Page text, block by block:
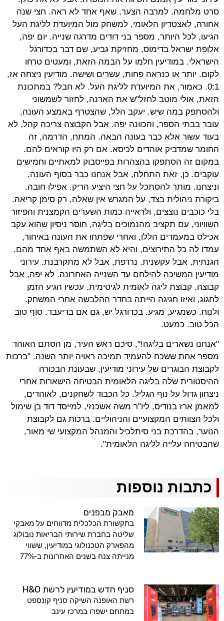
סרט מלחמה. למרבה הצער, שאף אחד לא ראה. חצי שנה
אחורה, לאצטדיון הלאומי, למשחק מול המיועדת לליגת העל
הגיעו, לכל היותר, מספר בני דודים מדרגה שנייה. יום יפה,
אלופת ישראל בדימוס, מחזיקת גביע, שם דבר בכדורגל
הישראלי. במודיעין חלמו על הבמה הזאת, ומעטים טרחו
לקום. יותר או כנראה פחות, עשרים ושישה. מודיעין ניצחה אז,
0:1. כאמור, את המיועדת לליגת העל. לא חבל? במתכונת
הזאת, אולי מוטב לחזל"ש את הארנה, לחזור לשמשוני
ולהסתפק במה שיש. יעקב הלל, שהצטרף באמצע העונה,
עובר בבתי הספר, והכוונה יפה. אבל הקבוצה צריכה קהל, לא
בעוד עשור אלא כבר בעונה הבאה. המתח, הדרמה, זה
החומר שמדביק אוהדים לכיסא. אם רק היו קוראים להם.
במקום זה הסתפקו בהצהרות בפייסבוק למאתיים וחמישים
עוקבים. כן, זאת התחלה, אבל אנחנו כבר בסוף העונה.
וניצחנו. מותר להסתכל על חצי היציע הריק. אפילו חובה.
ביקורת ניהולית בצד, על המגרש אין שאלה, רק סימן קריאה.
בלי כוכבים נוצצים, ולראייה כמות השערים הקמצנית והפיזור
השוויוני, עם תקציב מהנמוכים בליגה, חוסר ניסיון שהוא עקב
אכילס במעמדים הללו, ואחרי שפתחו את העונה באיחור,
עמדו לה כל התירוצים, והיא לא השתמשה באף אחד מהם.
הגנתית, אבל עקשנית. נרדפת, אבל לא מתקרבנת. עירוני
מודיעין המשיכה להילחם עד השנייה האחרונה. לא יפה, אבל
קבוצה. קבוצת ליגה לאומית לגיטימית. עכשיו הגיע הזמן
לחגוג, ואיזו חגיגה הייתה בחדר ההלבשה אחרי המשחק.
ולנוח. כשמגיע, מגיע. בכדורגל יש, גם אם בדיעבד. סוף טוב
הכל טוב. כמעט.
"אנחנו נשארים בליגה!", סיכם ראש העיר, מן הסתם האוהד
מספר אחת ששכח להעמיד תמיכה ראויה יותר השנה. "ברכות
לקבוצת הבוגרים של עירוני מודיעין, שבעונת הבכורה
ההיסטורית שלה בליגה הלאומית הבטיחה הישארות אחרי
ניצחון גדול על נוף הגליל. כל הכבוד לשחקנים, לאוהדים,
למאמן ארז בנודיס, ליו"ר משה אשכנזי, למייסד דוד בן שימול
ולכל הצוותים המקצועיים והניהוליים. ברכות גם לקבוצת
הנוער, בהדרכת בני סיתלכיל והמנהל המקצועי שי מאור,
שהבטיחה עלייה לליגה הלאומית".
כתבות נוספות
מאבק מבפנים
בתקשורת הכלכלית מדווחים על מאבקי
שליטה בחברת שירותי הבריאות נובולוג
מהפארק הטכנולוגי במודיעין, ששווי
מנייתה צנח בשנים האחרונות ב-77%
סניף חדש במודיעין לרשת H&O
רשת האופנה השיקה סניף קונספט
במתחם ישפרו במרכז עינב